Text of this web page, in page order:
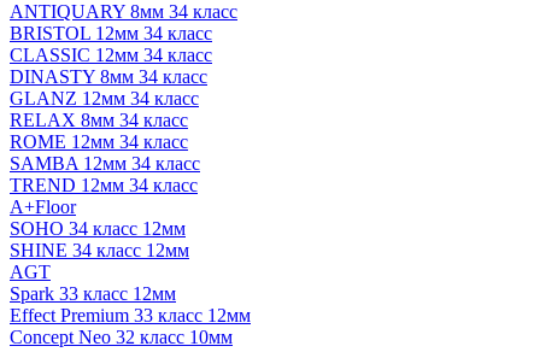
ANTIQUARY 8мм 34 класс
BRISTOL 12мм 34 класс
CLASSIC 12мм 34 класс
DINASTY 8мм 34 класс
GLANZ 12мм 34 класс
RELAX 8мм 34 класс
ROME 12мм 34 класс
SAMBA 12мм 34 класс
TREND 12мм 34 класс
A+Floor
SOHO 34 класс 12мм
SHINE 34 класс 12мм
AGT
Spark 33 класс 12мм
Effect Premium 33 класс 12мм
Concept Neo 32 класс 10мм